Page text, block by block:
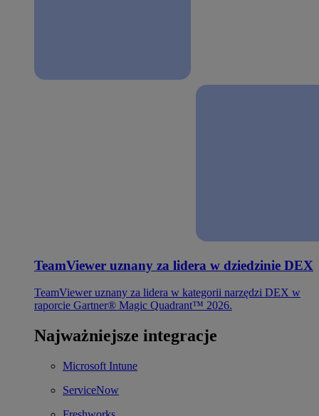
TeamViewer uznany za lidera w dziedzinie DEX
TeamViewer uznany za lidera w kategorii narzędzi DEX w
raporcie Gartner® Magic Quadrant™ 2026.
Najważniejsze integracje
Microsoft Intune
ServiceNow